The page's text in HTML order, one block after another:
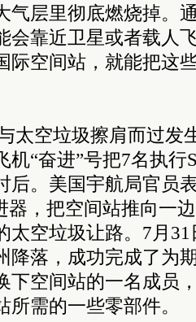
气层里彻底燃烧掉。
会靠近卫星或者载人
际空间站，就能把这
太空垃圾擦肩而过发
机“奋进”号把7名执行
后。美国宇航局官员
器，把空间站推向一
太空垃圾让路。7月31
降落，成功完成了为
下空间站的一名成员
需的一些零部件。